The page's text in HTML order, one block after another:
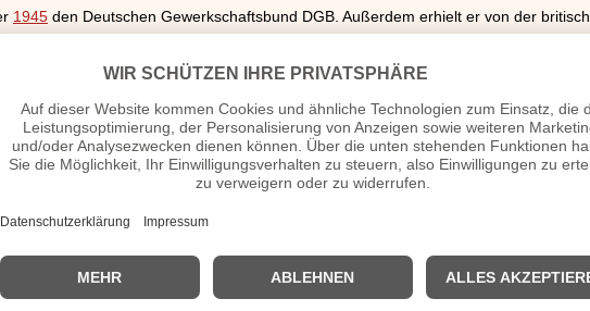
1945 den Deutschen Gewerkschaftsbund DGB. Außerdem erhielt er von der
daraufhin ein Mitbegründer der Rheinischen Post. Für die CDU als Nachfolger
und von 1947 bis 1956 Ministerpräsident vonNordrhein-Westfalen